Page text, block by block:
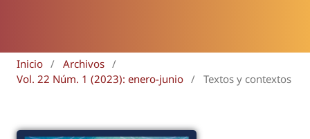
Inicio / Archivos /
Vol. 22 Núm. 1 (2023): enero-junio / Textos y contextos